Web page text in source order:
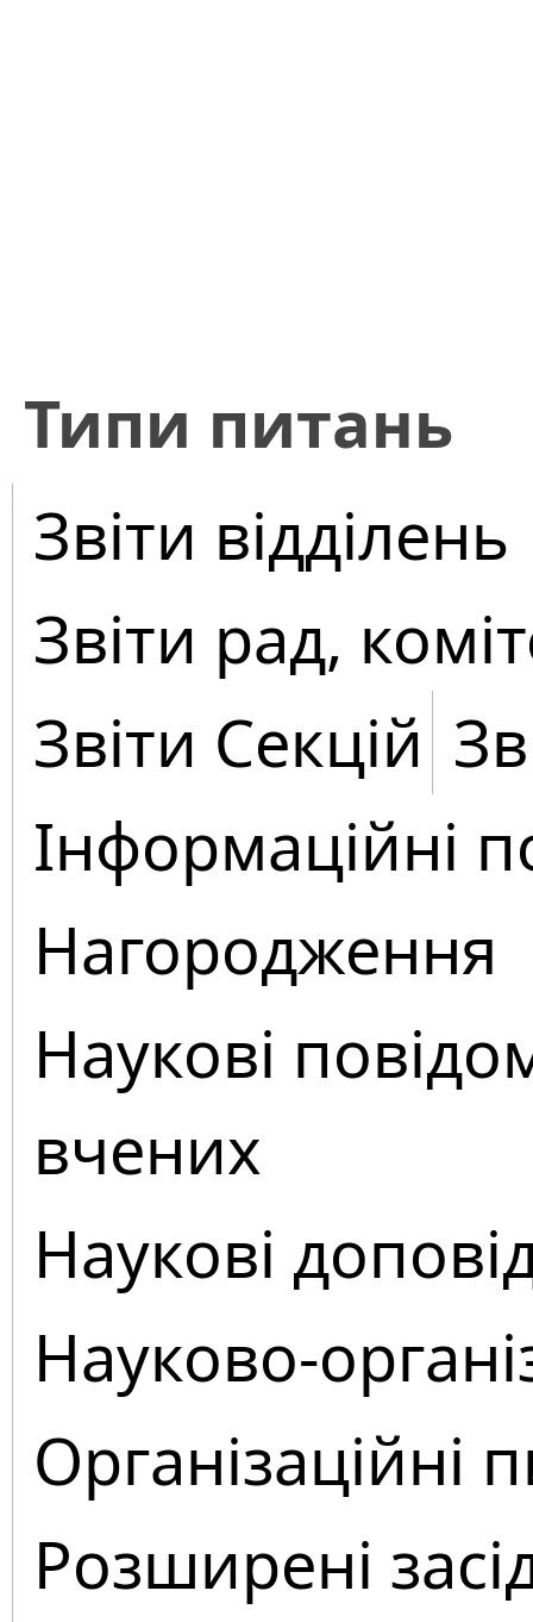
​Типи питань
Звіти відділень
Звіти рад,
Звіти Секцій
Інформаційні
Нагородження
Наукові
вчених
Наукові
Науково-
Організаційні
Розширені